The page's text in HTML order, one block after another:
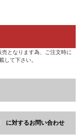
となります為、ご注文時に
して下さい。
対するお問い合わせ